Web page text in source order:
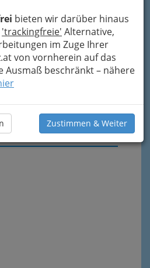
bieten wir darüber hinaus
'trackingfreie' Alternative,
im Zuge Ihrer
von vornherein auf das
Ausmaß beschränkt – nähere
Zustimmen & Weiter
Meine Nachricht senden